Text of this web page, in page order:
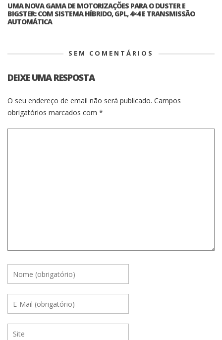
UMA NOVA GAMA DE MOTORIZAÇÕES PARA O DUSTER E
BIGSTER: COM SISTEMA HÍBRIDO, GPL, 4×4 E TRANSMISSÃO
AUTOMÁTICA
SEM COMENTÁRIOS
DEIXE UMA RESPOSTA
O seu endereço de email não será publicado. Campos
obrigatórios marcados com *